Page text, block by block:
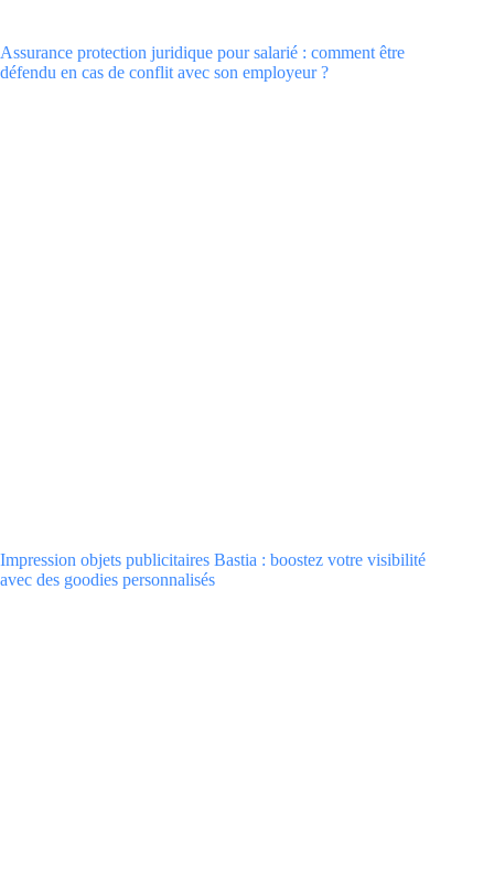
Assurance protection juridique pour salarié : comment être
défendu en cas de conflit avec son employeur ?
Impression objets publicitaires Bastia : boostez votre visibilité
avec des goodies personnalisés